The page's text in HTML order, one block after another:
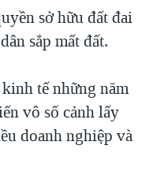
sở hữu đất đai
sắp mất đất.
tế những năm
vô số cảnh lấy
doanh nghiệp và